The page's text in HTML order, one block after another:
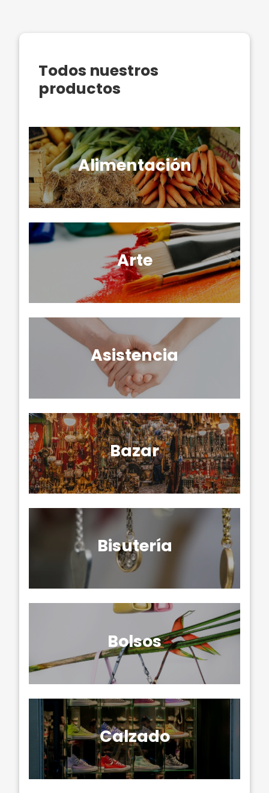
Todos nuestros
productos
Alimentación
Arte
Asistencia
Bazar
Bisutería
Bolsos
Calzado